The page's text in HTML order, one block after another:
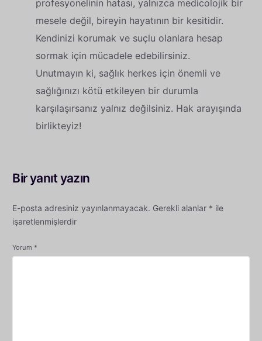
profesyonelinin hatası, yalnızca medicolojik bir
mesele değil, bireyin hayatının bir kesitidir.
Kendinizi korumak ve suçlu olanlara hesap
sormak için mücadele edebilirsiniz.
Unutmayın ki, sağlık herkes için önemli ve
sağlığınızı kötü etkileyen bir durumla
karşılaşırsanız yalnız değilsiniz. Hak arayışında
birlikteyiz!
Bir yanıt yazın
E-posta adresiniz yayınlanmayacak. Gerekli alanlar * ile
işaretlenmişlerdir
Yorum *